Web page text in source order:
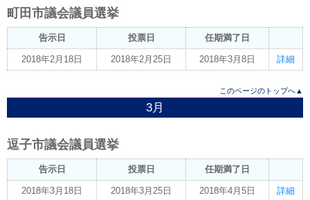
町田市議会議員選挙
告示日 投票日 任期満了日
2018年2月18日 2018年2月25日 2018年3月8日 詳細
このページのトップへ▲
3月
逗子市議会議員選挙
告示日 投票日 任期満了日
2018年3月18日 2018年3月25日 2018年4月5日 詳細